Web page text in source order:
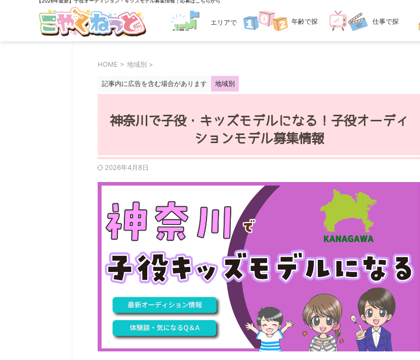
エリアで
探す
年齢で探
す
仕事で探
す
HOME > 地域別 >
記事内に広告を含む場合があります 地域別
神奈川で子役・キッズモデルになる！子役オーディ
ションモデル募集情報
2026年4月8日